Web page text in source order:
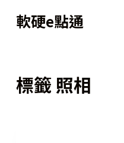
跳
內
軟硬e點通
標籤照相